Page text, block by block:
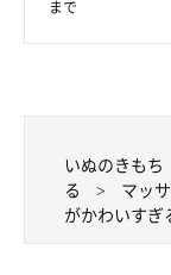
まで
いぬのきもち
る
マッ
がかわいすぎ